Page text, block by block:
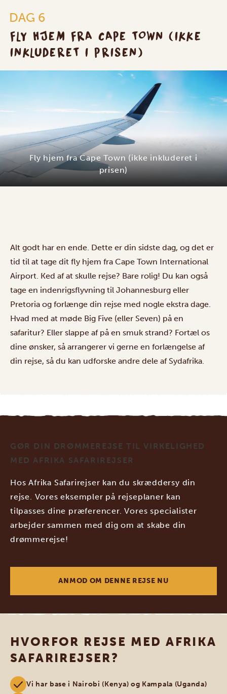
DAG 6
FLY HJEM FRA CAPE TOWN (IKKE
INKLUDERET I PRISEN)
Fly hjem fra Cape Town (ikke inkluderet i
prisen)
Alt godt har en ende. Dette er din sidste dag, og det er
tid til at tage dit fly hjem fra Cape Town International
Airport. Ked af at skulle rejse? Bare rolig! Du kan også
tage en indenrigsflyvning til Johannesburg eller
Pretoria og forlænge din rejse med nogle ekstra dage.
Hvad med at møde Big Five (eller Seven) på en
safaritur? Eller slappe af på en smuk strand? Fortæl os
dine ønsker, så arrangerer vi gerne en forlængelse af
din rejse, så du kan udforske andre dele af Sydafrika.
GØR DIN DRØMMEREJSE TIL VIRKELIGHED
MED AFRIKA SAFARIREJSER
Hos Afrika Safarirejser kan du skræddersy din
rejse. Vores eksempler på rejseplaner kan
tilpasses dine præferencer. Vores specialister
arbejder sammen med dig om at skabe din
drømmerejse!
ANMOD OM DENNE REJSE NU
HVORFOR REJSE MED AFRIKA
SAFARIREJSER?
Vi har base i Nairobi (Kenya) og Kampala (Uganda)